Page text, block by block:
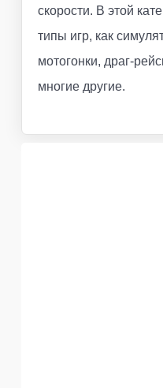
скорости. В этой
типы игр, как
мотогонки, драг-
многие другие.